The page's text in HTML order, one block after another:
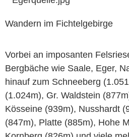
Wandern im Fichtelgebirge
Vorbei an imposanten
Bergbäche wie Saale, Eger,
hinauf zum Schneeberg
(1.024m), Gr. Waldstein
Kösseine (939m), Nusshardt
(847m), Platte (885m), Hohe